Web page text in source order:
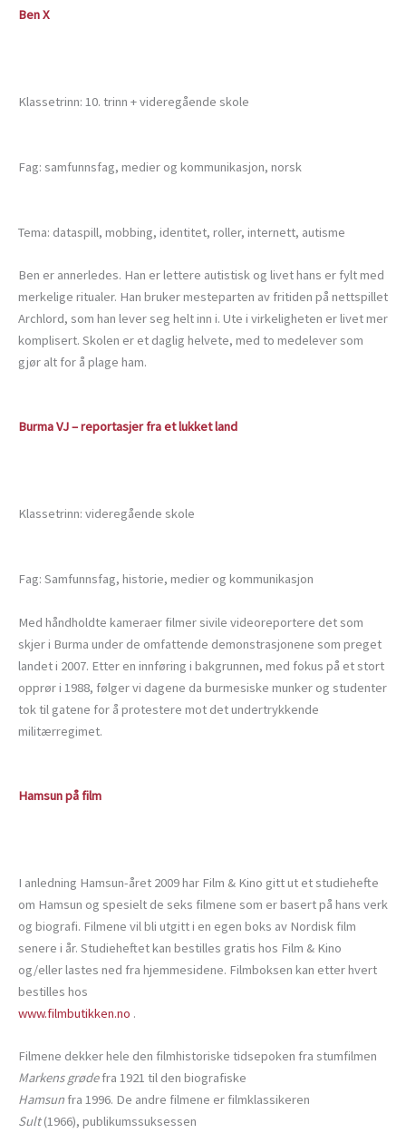
Ben X
Klassetrinn: 10. trinn + videregående skole
Fag: samfunnsfag, medier og kommunikasjon, norsk
Tema: dataspill, mobbing, identitet, roller, internett, autisme
Ben er annerledes. Han er lettere autistisk og livet hans er fylt med
merkelige ritualer. Han bruker mesteparten av fritiden på nettspillet
Archlord, som han lever seg helt inn i. Ute i virkeligheten er livet mer
komplisert. Skolen er et daglig helvete, med to medelever som
gjør alt for å plage ham.
Burma VJ – reportasjer fra et lukket land
Klassetrinn: videregående skole
Fag: Samfunnsfag, historie, medier og kommunikasjon
Med håndholdte kameraer filmer sivile videoreportere det som
skjer i Burma under de omfattende demonstrasjonene som preget
landet i 2007. Etter en innføring i bakgrunnen, med fokus på et stort
opprør i 1988, følger vi dagene da burmesiske munker og studenter
tok til gatene for å protestere mot det undertrykkende
militærregimet.
Hamsun på film
I anledning Hamsun-året 2009 har Film & Kino gitt ut et studiehefte
om Hamsun og spesielt de seks filmene som er basert på hans verk
og biografi. Filmene vil bli utgitt i en egen boks av Nordisk film
senere i år. Studieheftet kan bestilles gratis hos Film & Kino
og/eller lastes ned fra hjemmesidene. Filmboksen kan etter hvert
bestilles hos
www.filmbutikken.no .
Filmene dekker hele den filmhistoriske tidsepoken fra stumfilmen
Markens grødefra 1921 til den biografiske
Hamsun fra 1996. De andre filmene er filmklassikeren
Sult(1966), publikumssuksessen